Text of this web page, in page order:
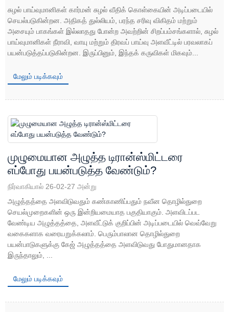
சுழல் பாய்வுமானிகள் கார்மன் சுழல் வீதிக் கொள்கையின் அடிப்படையில்
செயல்படுகின்றன. அதிகத் துல்லியம், பரந்த சரிவு விகிதம் மற்றும்
அசையும் பாகங்கள் இல்லாதது போன்ற அவற்றின் சிறப்பம்சங்களால், சுழல்
பாய்வுமானிகள் நீராவி, வாயு மற்றும் திரவப் பாய்வு அளவீட்டில் பரவலாகப்
பயன்படுத்தப்படுகின்றன. இருப்பினும், இந்தக் கருவிகள் மிகவும்...
மேலும் படிக்கவும்
முழுமையான அழுத்த டிரான்ஸ்மிட்டரை
எப்போது பயன்படுத்த வேண்டும்?
நிர்வாகியால் 26-02-27 அன்று
அழுத்தத்தை அளவிடுவதும் கண்காணிப்பதும் நவீன தொழில்துறை
செயல்முறைகளின் ஒரு இன்றியமையாத பகுதியாகும். அளவிடப்பட
வேண்டிய அழுத்தத்தை, அளவீட்டுக் குறிப்பின் அடிப்படையில் வெவ்வேறு
வகைகளாக வரையறுக்கலாம். பெரும்பாலான தொழில்துறை
பயன்பாடுகளுக்கு கேஜ் அழுத்தத்தை அளவிடுவது போதுமானதாக
இருந்தாலும், ...
மேலும் படிக்கவும்